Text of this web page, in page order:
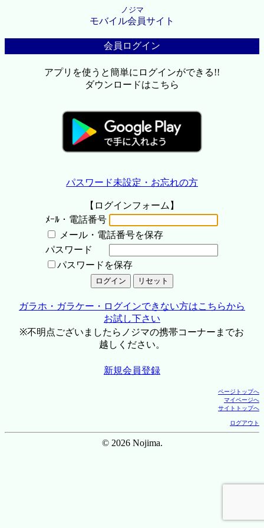
ノジマ
モバイル会員サイト
会員ログイン
アプリを使うと簡単にログインができる!!
ダウンロードはこちら
パスワード未設定・お忘れの方
【ログインフォーム】
ﾒｰﾙ・電話番号
メール・電話番号を保存
パスワード
パスワードを保存
ガラホ・ガラケー・ログインできない方はこちらから
お試し下さい
※不明点ございましたらノジマの携帯コーナーまでお
越しください。
新規会員登録
ページトップへ
マイページへ
サイトトップへ
ログアウト
© 2026 Nojima.